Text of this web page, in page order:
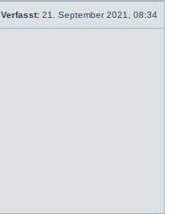
Verfasst: 21. September 2021, 08:34